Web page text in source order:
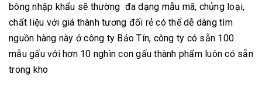
bông nhập khẩu sẽ thường đa dạng mẫu mã, chủng loại,
chất liệu với giá thành tương đối rẻ có thể dễ dàng tìm
nguồn hàng này ở công ty Bảo Tín, công ty có sẵn 100
mẫu gấu với hơn 10 nghìn con gấu thành phẩm luôn có sẵn
trong kho